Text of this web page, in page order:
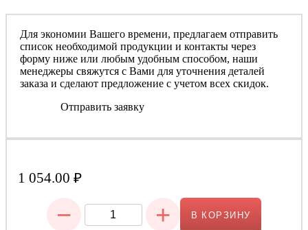
Для экономии Вашего времени, предлагаем отправить
список необходимой продукции и контакты через
форму ниже или любым удобным способом, наши
менеджеры свяжутся с Вами для уточнения деталей
заказа и сделают предложение с учетом всех скидок.
Отправить заявку
1 054.00 ₽
− + В КОРЗИНУ